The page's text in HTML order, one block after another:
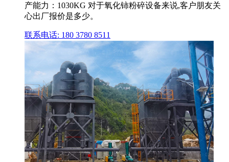
产能力：1030KG 对于氧化铈粉碎设备来说,客户朋友关
心出厂报价是多少。
联系电话: 180 3780 8511